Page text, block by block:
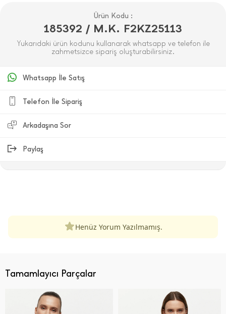
Ürün Kodu :
185392 / M.K. F2KZ25113
Yukarıdaki ürün kodunu kullanarak whatsapp ve telefon ile
zahmetsizce sipariş oluşturabilirsiniz.
Whatsapp İle Satış
Telefon İle Sipariş
Arkadaşına Sor
Paylaş
Henüz Yorum Yazılmamış.
Tamamlayıcı Parçalar